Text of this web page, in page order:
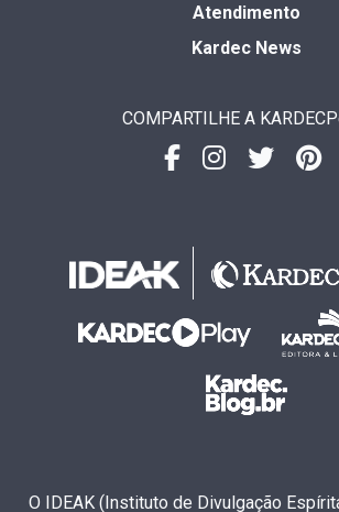
Atendimento
Kardec News
COMPARTILHE A
O IDEAK (Instituto de Divulgação